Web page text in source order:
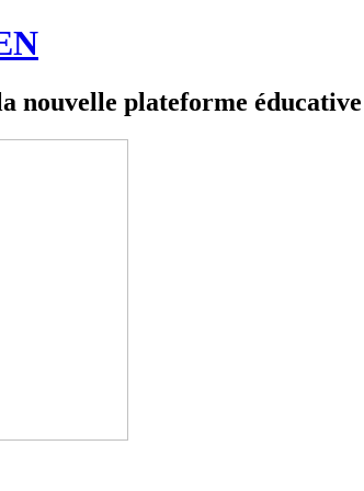
nouvelle plateforme éducative